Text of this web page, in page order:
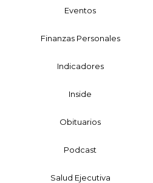
Eventos
Finanzas Personales
Indicadores
Inside
Obituarios
Podcast
Salud Ejecutiva